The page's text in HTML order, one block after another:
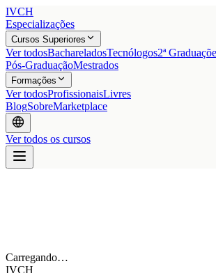
IVCH
Especializações
Cursos Superiores
Ver todosBachareladosTecnólogos2ª
Pós-GraduaçãoMestrados
Formações
Ver todosProfissionaisLivres
BlogSobreMarketplace
Ver todos os cursos
Carregando…
IVCH